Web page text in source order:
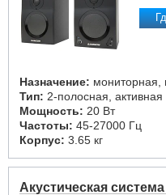
Назначение: мониторная,
Тип: 2-полосная, активная
Мощность: 20 Вт
Частоты: 45-27000 Гц
Корпус: 3.65 кг
Акустическая